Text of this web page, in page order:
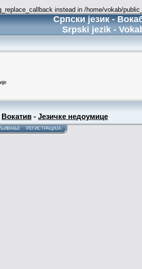
instead in /home/vokab/
Српски језик -
Srpski jezik -
Вокатив - Језичке недоумице
РЕГИСТРАЦИЈА